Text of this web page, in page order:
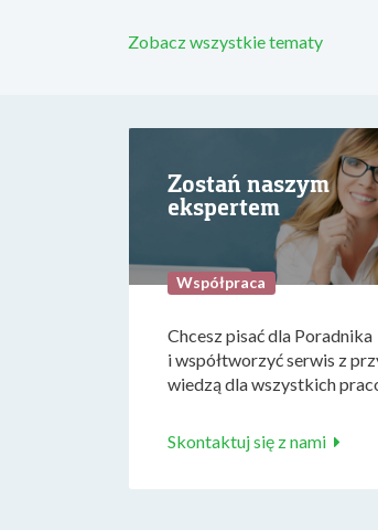
Zobacz wszystkie tematy
Zostań naszym
ekspertem
Współpraca
Chcesz pisać dla Poradnika
i współtworzyć serwis z
wiedzą dla wszystkich
Skontaktuj się z nami